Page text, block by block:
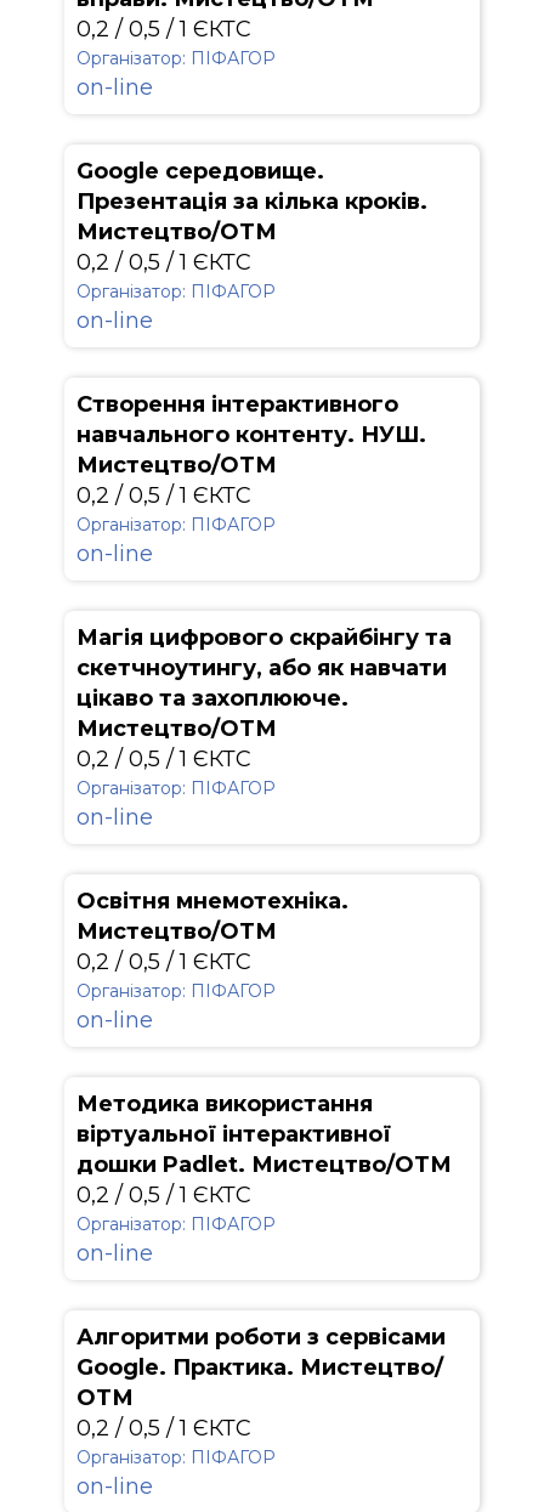
0,2 / 0,5 / 1 ЄКТС
Організатор: ПІФАГОР
on-line
Google середовище.
Презентація за кілька кроків.
Мистецтво/ОТМ
0,2 / 0,5 / 1 ЄКТС
Організатор: ПІФАГОР
on-line
Створення інтерактивного
навчального контенту. НУШ.
Мистецтво/ОТМ
0,2 / 0,5 / 1 ЄКТС
Організатор: ПІФАГОР
on-line
Магія цифрового скрайбінгу та
скетчноутингу, або як навчати
цікаво та захоплююче.
Мистецтво/ОТМ
0,2 / 0,5 / 1 ЄКТС
Організатор: ПІФАГОР
on-line
Освітня мнемотехніка.
Мистецтво/ОТМ
0,2 / 0,5 / 1 ЄКТС
Організатор: ПІФАГОР
on-line
Методика використання
віртуальної інтерактивної
дошки Padlet. Мистецтво/ОТМ
0,2 / 0,5 / 1 ЄКТС
Організатор: ПІФАГОР
on-line
Алгоритми роботи з сервісами
Google. Практика. Мистецтво/
ОТМ
0,2 / 0,5 / 1 ЄКТС
Організатор: ПІФАГОР
on-line